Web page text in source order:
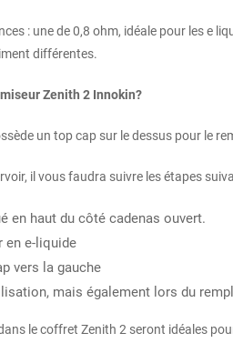
: une de 0,8 ohm, idéale pour les e
différentes.
Zenith 2 Innokin?
un top cap sur le dessus pour le
il vous faudra suivre les étapes
en haut du côté cadenas ouvert.
en e-liquide
vers la gauche
mais également lors du
le coffret Zenith 2 seront idéales